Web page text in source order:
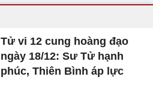
Tử vi 12 cung hoàng đạo
ngày 18/12: Sư Tử hạnh
phúc, Thiên Bình áp lực